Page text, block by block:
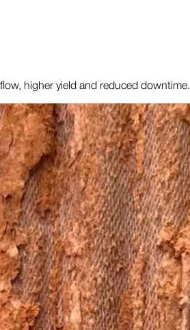
higher yield and reduced downtime.